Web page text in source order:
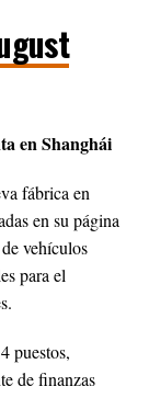
en Shanghái
fábrica en
en su página
vehículos
para el
puestos,
de finanzas